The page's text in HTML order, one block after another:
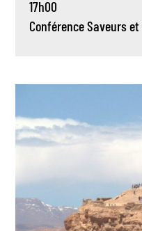
17h00
ConférenceSaveurs